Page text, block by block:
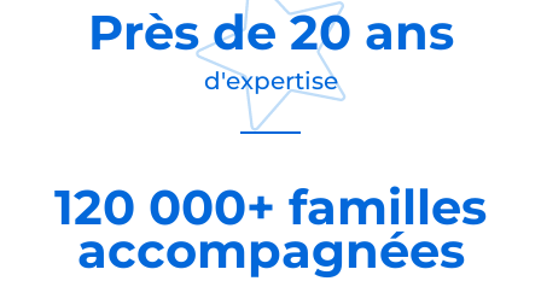
Près de20 ans
d'expertise
120 000+ familles
accompagnées